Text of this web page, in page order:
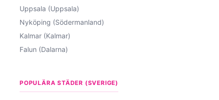
Uppsala (Uppsala)
Nyköping (Södermanland)
Kalmar (Kalmar)
Falun (Dalarna)
POPULÄRA STÄDER (SVERIGE)